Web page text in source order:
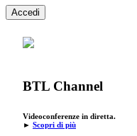
Accedi
BTL Channel
Videoconferenze in diretta.
► Scopri di più